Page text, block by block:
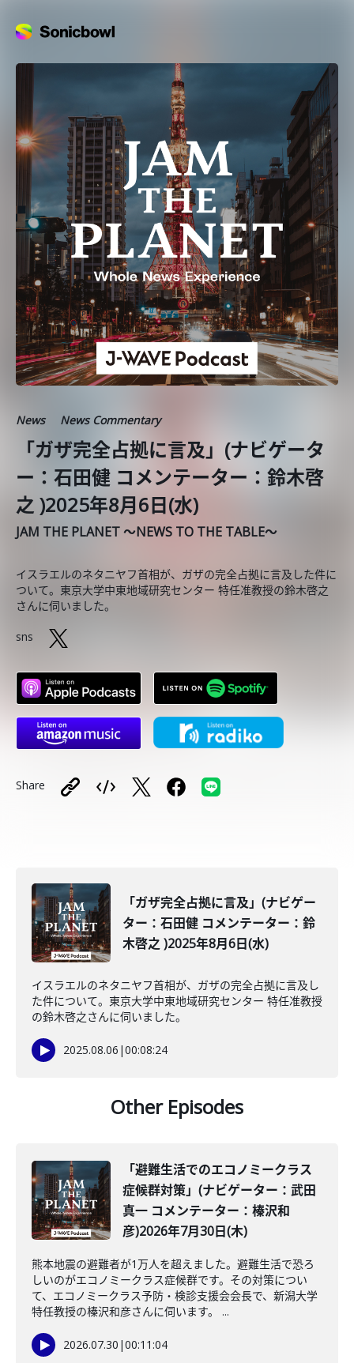
News News Commentary
「ガザ完全占拠に言及」(ナビゲータ
ー：石田健 コメンテーター：鈴木啓
之 )2025年8月6日(水)
JAM THE PLANET ～NEWS TO THE TABLE～
イスラエルのネタニヤフ首相が、ガザの完全占拠に言及した件に
ついて。東京大学中東地域研究センター 特任准教授の鈴木啓之
さんに伺いました。
sns
Share
「ガザ完全占拠に言及」(ナビゲー
ター：石田健 コメンテーター：鈴
木啓之 )2025年8月6日(水)
イスラエルのネタニヤフ首相が、ガザの完全占拠に言及し
た件について。東京大学中東地域研究センター 特任准教授
の鈴木啓之さんに伺いました。
2025.08.06 |00:08:24
Other Episodes
「避難生活でのエコノミークラス
症候群対策」(ナビゲーター：武田
真一 コメンテーター：榛沢和
彦)2026年7月30日(木)
熊本地震の避難者が1万人を超えました。避難生活で恐ろ
しいのがエコノミークラス症候群です。その対策につい
て、エコノミークラス予防・検診支援会会長で、新潟大学
特任教授の榛沢和彦さんに伺います。 ...
2026.07.30 |00:11:04